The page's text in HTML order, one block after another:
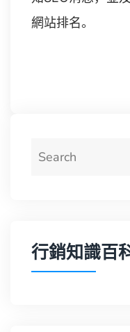
網站排名。
行銷知識百